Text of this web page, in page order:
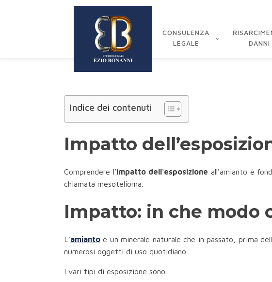
CONSULENZA
LEGALE
DANNI
Indice dei contenuti
Impatto
Comprendere l’impatto dell'esposizione all'amianto è
chiamata mesotelioma.
Impatto: in che modo
L’amianto è un minerale naturale che in passato, prima
numerosi oggetti di uso quotidiano.
I vari tipi di esposizione sono: